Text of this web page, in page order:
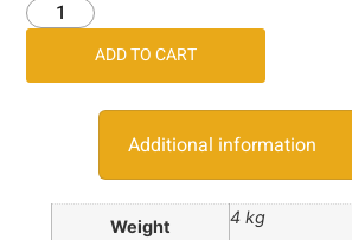
ADD TO CART
Additional information
Weight 4 kg